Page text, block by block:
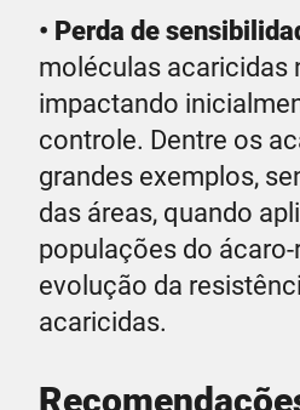
• Perda de
moléculas acaricidas
impactando
controle. Dentre os
grandes exemplos,
das áreas, quando
populações do
evolução da
acaricidas.